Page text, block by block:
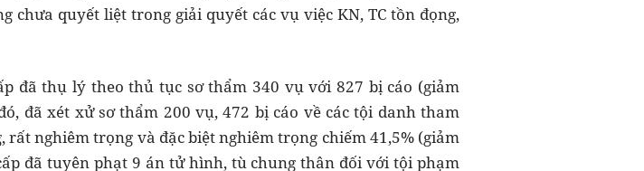
chưa quyết liệt trong giải quyết các vụ việc KN, TC tồn đọng,
đã thụ lý theo thủ tục sơ thẩm 340 vụ với 827 bị cáo (giảm
đã xét xử sơ thẩm 200 vụ, 472 bị cáo về các tội danh tham
nghiêm trọng và đặc biệt nghiêm trọng chiếm 41,5% (giảm
đã tuyên phạt 9 án tử hình, tù chung thân đối với tội phạm